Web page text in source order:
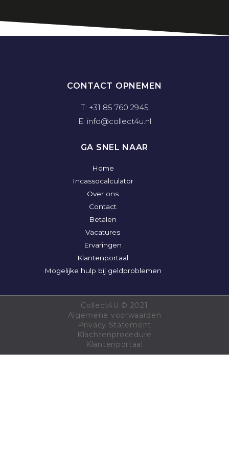
CONTACT OPNEMEN
T: +31 85 760 2945
E: info@collect4u.nl
GA SNEL NAAR
Home
Incassocalculator
Over ons
Contact
Betalen
Vacatures
Ervaringen
Klantenportaal
Mogelijke hulp bij geldproblemen
Collect4U © 2021
Algemene voorwaarden
Privacy Statement
Klachtenprocedure
Klantenportaal